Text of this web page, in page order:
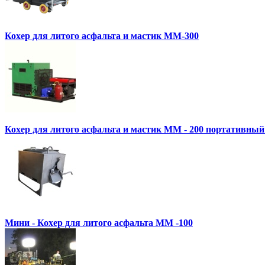
Кохер для литого асфальта и мастик MM-300
Кохер для литого асфальта и мастик MM - 200
Мини - Кохер для литого асфальта MM -100